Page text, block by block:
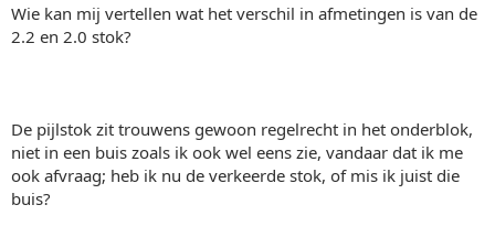
Wie kan mij vertellen wat het verschil in afmetingen is van de
2.2 en 2.0 stok?
De pijlstok zit trouwens gewoon regelrecht in het onderblok,
niet in een buis zoals ik ook wel eens zie, vandaar dat ik me
ook afvraag; heb ik nu de verkeerde stok, of mis ik juist die
buis?